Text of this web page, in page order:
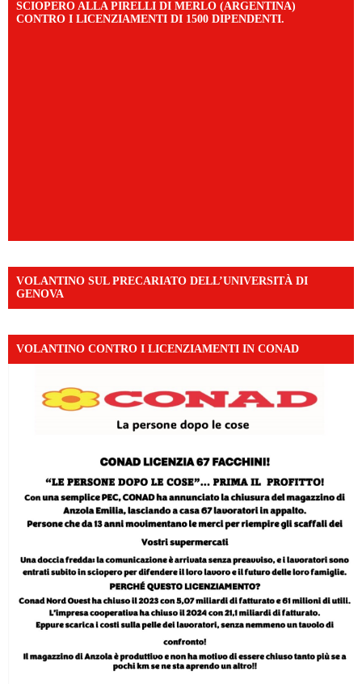
SCIOPERO ALLA PIRELLI DI MERLO (ARGENTINA)
CONTRO I LICENZIAMENTI DI 1500 DIPENDENTI.
VOLANTINO SUL PRECARIATO DELL’UNIVERSITÀ DI
GENOVA
VOLANTINO CONTRO I LICENZIAMENTI IN CONAD